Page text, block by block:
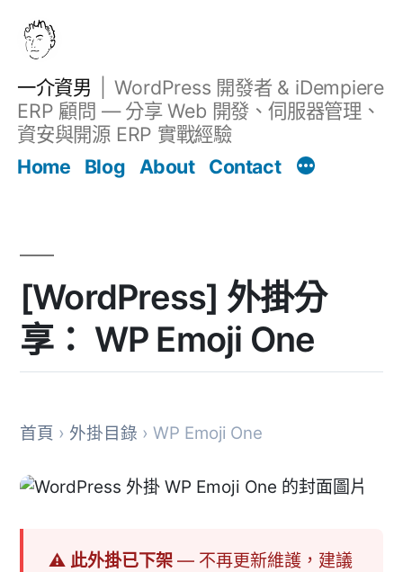
一介資男
WordPress 開發者 & iDempiere
ERP 顧問 — 分享 Web 開發、伺服器管理、
資安與開源 ERP 實戰經驗
Home
Blog About Contact
[WordPress] 外掛分
享： WP Emoji One
首頁 › 外掛目錄 › WP Emoji One
⚠ 此外掛已下架— 不再更新維護，建議
文章 Filter